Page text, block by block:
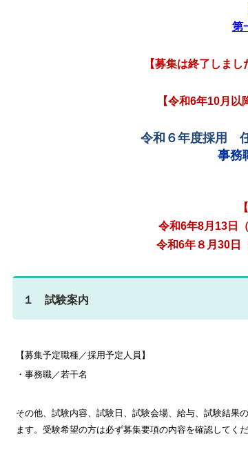
第
【募集は終了しま
【令和6年10月以
令和６年度採用
事務
令和6年8月13日
令和6年８月30日
１ 試験案内
【募集予定職種／採用予定人員】
・事務職／若干名
その他、試験内容、試験日、試験会場、給与、試験結果
ます。受験希望の方は必ず募集要項の内容を確認してくだ